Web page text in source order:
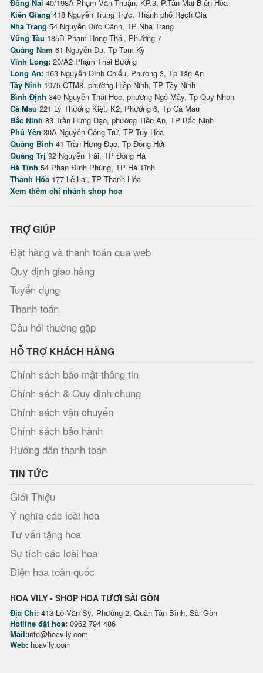
Đồng Nai 40/198A Phạm Văn Thuận, KP.3, P.Tân Mai Biên Hòa
Kiên Giang 418 Nguyễn Trung Trực, Thành phố Rạch Giá
Nha Trang 54 Nguyễn Đức Cảnh, TP Nha Trang
Vũng Tàu 185B Phạm Hồng Thái, Phường 7
Quảng Nam 61 Nguyễn Du, Tp Tam Kỳ
Vĩnh Long: 20/A2 Phạm Thái Bường
Long An: 163 Nguyễn Đình Chiểu, Phường 3, Tp Tân An
Tây Ninh 1075 CTM8, phường Hiệp Ninh, TP Tây Ninh
Bình Định 340 Nguyễn Thái Học, phường Ngô Mây, Tp Quy Nhơn
Cà Mau 221 Lý Thường Kiệt, K2, Phường 6, Tp Cà Mau
Bắc Ninh 83 Trần Hưng Đạo, phường Tiền An, TP Bắc Ninh
Phú Yên 30A Nguyễn Công Trứ, TP Tuy Hòa
Quảng Bình 41 Trần Hưng Đạo, Tp Đồng Hới
Quảng Trị 92 Nguyễn Trãi, TP Đông Hà
Hà Tĩnh 54 Phan Đình Phùng, TP Hà Tĩnh
Thanh Hóa 177 Lê Lai, TP Thanh Hóa
Xem thêm chi nhánh shop hoa
TRỢ GIÚP
Đặt hàng và thanh toán qua web
Quy định giao hàng
Tuyển dụng
Thanh toán
Câu hỏi thường gặp
HỖ TRỢ KHÁCH HÀNG
Chính sách bảo mật thông tin
Chính sách & Quy định chung
Chính sách vận chuyển
Chính sách bảo hành
Hướng dẫn thanh toán
TIN TỨC
Giới Thiệu
Ý nghĩa các loài hoa
Tư vấn tặng hoa
Sự tích các loài hoa
Điện hoa toàn quốc
HOA VILY - SHOP HOA TƯƠI SÀI GÒN
Địa Chỉ: 413 Lê Văn Sỹ, Phường 2, Quận Tân Bình, Sài Gòn
Hotline đặt hoa: 0962 794 486
Mail:info@hoavily.com
Web: hoavily.com